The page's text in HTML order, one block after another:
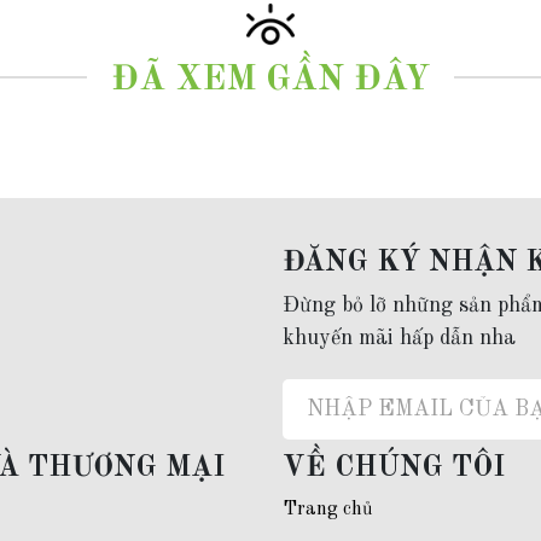
ĐÃ XEM GẦN ĐÂY
ĐĂNG KÝ NHẬN
Đừng bỏ lỡ những sản
khuyến mãi hấp dẫn nha
THƯƠNG MẠI VỀ CHÚNG TÔI
Trang chủ